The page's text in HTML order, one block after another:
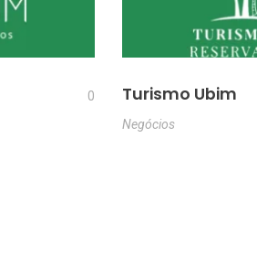
0
Turismo Ubim
Negócios